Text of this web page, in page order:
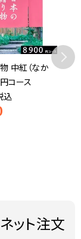
中紅（なか
コース
込
ット注文